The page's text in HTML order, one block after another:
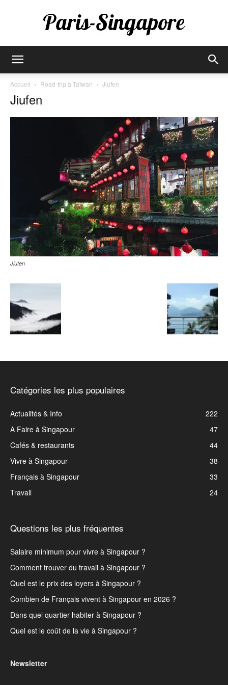
Accueil Road-trip à Taïwan Jiufen
Jiufen
Jiufen
Catégories les plus populaires
Actualités & Info
222
A Faire à Singapour
47
Cafés & restaurants
44
Vivre à Singapour
38
Français à Singapour
33
Travail
24
Questions les plus fréquentes
Salaire minimum pour vivre à Singapour ?
Comment trouver du travail à Singapour ?
Quel est le prix des loyers à Singapour ?
Combien de Français vivent à Singapour en 2026 ?
Dans quel quartier habiter à Singapour ?
Quel est le coût de la vie à Singapour ?
Newsletter